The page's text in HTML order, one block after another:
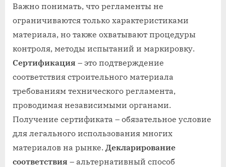
Важно понимать, что регламенты не
ограничиваются только характеристиками
материала, но также охватывают процедуры
контроля, методы испытаний и маркировку.
Сертификация – это подтверждение
соответствия строительного материала
требованиям технического регламента,
проводимая независимыми органами.
Получение сертификата – обязательное условие
для легального использования многих
материалов на рынке. Декларирование
соответствия – альтернативный способ